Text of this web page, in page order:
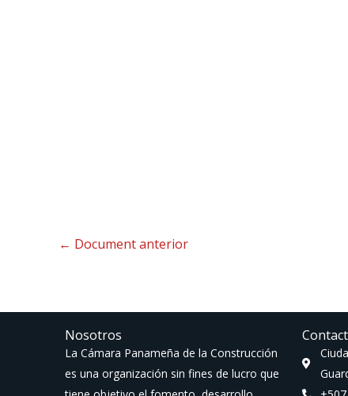
← Document anterior
Nosotros
La Cámara Panameña de la Construcción
es una organización sin fines de lucro que